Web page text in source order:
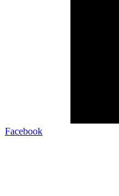
Facebook